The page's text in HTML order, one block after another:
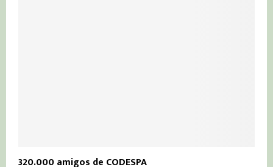
320.000 amigos de CODESPA